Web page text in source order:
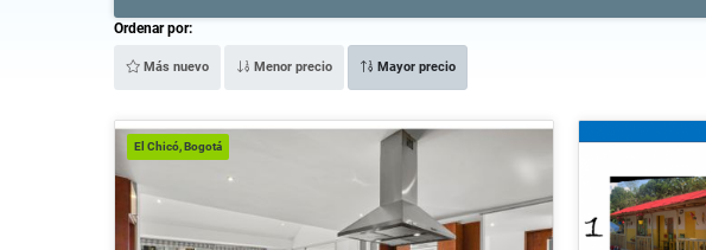
Ordenar por:
Más nuevo Menor precio Mayor precio
El Chicó, Bogotá